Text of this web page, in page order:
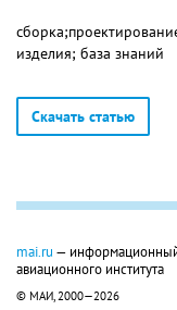
изделия; база знаний
Скачать статью
mai.ru —
авиационного института
© МАИ, 2000—2026